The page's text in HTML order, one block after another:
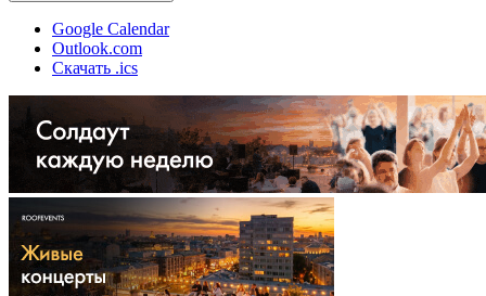
Google Calendar
Outlook.com
Скачать .ics